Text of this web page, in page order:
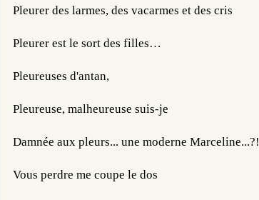
Pleurer des larmes, des vacarmes et des cris
Pleurer est le sort des filles…
Pleureuses d'antan,
Pleureuse, malheureuse suis-je
Damnée aux pleurs... une moderne Marceline...?!
Vous perdre me coupe le dos